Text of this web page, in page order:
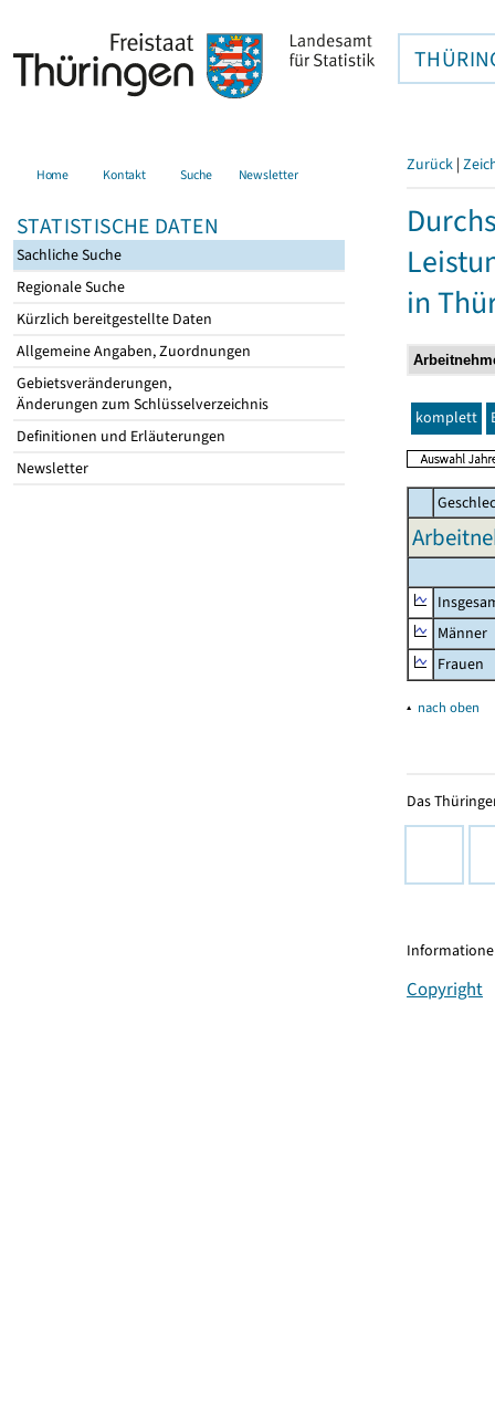
Home Kontakt Suche Newsletter
STATISTISCHE DATEN
Sachliche Suche
Regionale Suche
Kürzlich bereitgestellte Daten
Allgemeine Angaben, Zuordnungen
Gebietsveränderungen,
Änderungen zum Schlüsselverzeichnis
Definitionen und Erläuterungen
Newsletter
Zurück |
in
komplett
Männer
Frauen
▴ nach oben
Das
Copyright